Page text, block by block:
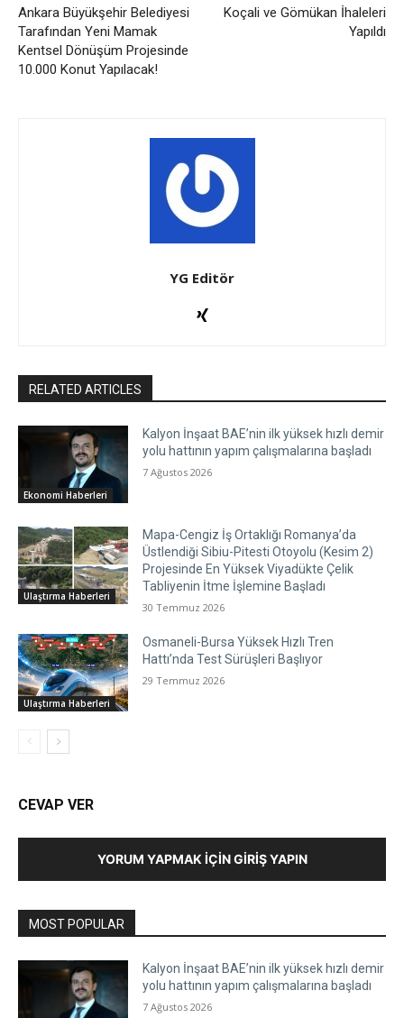
Ankara Büyükşehir Belediyesi
Tarafından Yeni Mamak
Kentsel Dönüşüm Projesinde
10.000 Konut Yapılacak!
Koçali ve Gömükan İhaleleri
Yapıldı
YG Editör
RELATED ARTICLES
Ekonomi Haberleri
Kalyon İnşaat BAE’nin ilk yüksek hızlı demir
yolu hattının yapım çalışmalarına başladı
7 Ağustos 2026
Ulaştırma Haberleri
Mapa-Cengiz İş Ortaklığı Romanya’da
Üstlendiği Sibiu-Pitesti Otoyolu (Kesim 2)
Projesinde En Yüksek Viyadükte Çelik
Tabliyenin İtme İşlemine Başladı
30 Temmuz 2026
Ulaştırma Haberleri
Osmaneli-Bursa Yüksek Hızlı Tren
Hattı’nda Test Sürüşleri Başlıyor
29 Temmuz 2026
CEVAP VER
YORUM YAPMAK İÇIN GIRIŞ YAPIN
MOST POPULAR
Kalyon İnşaat BAE’nin ilk yüksek hızlı demir
yolu hattının yapım çalışmalarına başladı
7 Ağustos 2026